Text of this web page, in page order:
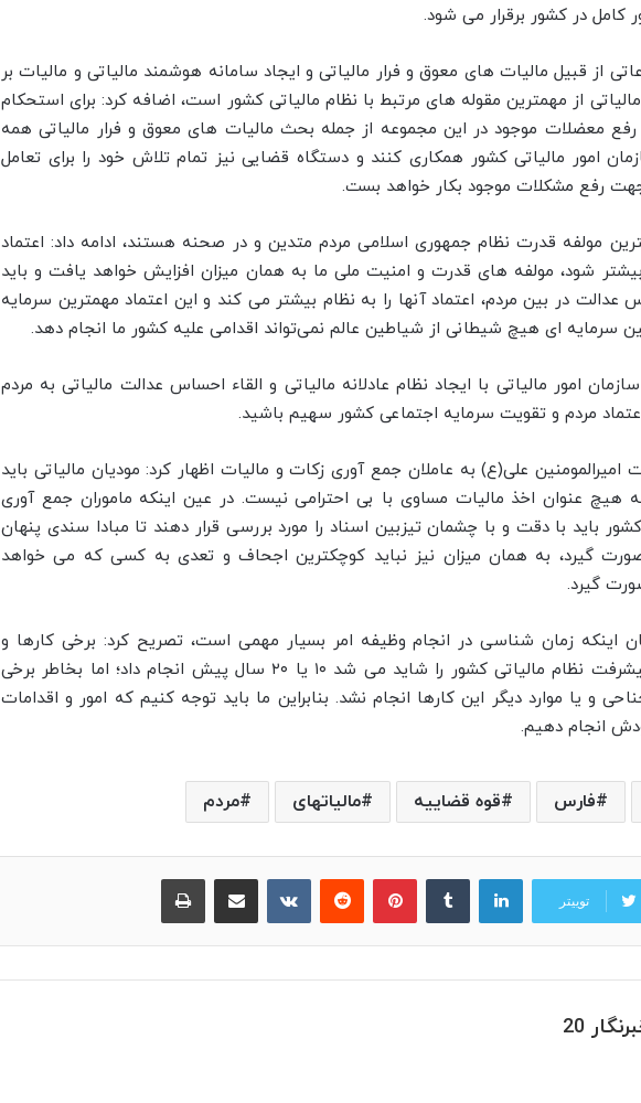
کامل در کشور برقرار می شود.
از قبیل مالیات های معوق و فرار مالیاتی و ایجاد سامانه هوشمند مالیاتی و مالیات بر
از مهمترین مقوله های مرتبط با نظام مالیاتی کشور است، اضافه کرد: برای استحکام
رفع معضلات موجود در این مجموعه از جمله بحث مالیات های معوق و فرار مالیاتی همه
امور مالیاتی کشور همکاری کنند و دستگاه قضایی نیز تمام تلاش خود را برای تعامل
جهت رفع مشکلات موجود بکار خواهد بست.
مولفه قدرت نظام جمهوری اسلامی مردم متدین و در صحنه هستند، ادامه داد: اعتماد
شود، مولفه های قدرت و امنیت ملی ما به همان میزان افزایش خواهد یافت و باید
در بین مردم، اعتماد آنها را به نظام بیشتر می کند و این اعتماد مهمترین سرمایه
سرمایه ای هیچ شیطانی از شیاطین عالم نمی‌تواند اقدامی علیه کشور ما انجام دهد.
امور مالیاتی با ایجاد نظام عادلانه مالیاتی و القاء احساس عدالت مالیاتی به مردم
مردم و تقویت سرمایه اجتماعی کشور سهیم باشید.
امیرالمومنین علی(ع) به عاملان جمع آوری زکات و مالیات اظهار کرد: مودیان مالیاتی باید
هیچ عنوان اخذ مالیات مساوی با بی احترامی نیست. در عین اینکه ماموران جمع آوری
باید با دقت و با چشمان تیزبین اسناد را مورد بررسی قرار دهند تا مبادا سندی پنهان
صورت گیرد، به همان میزان نیز نباید کوچکترین اجحاف و تعدی به کسی که می خواهد
گیرد.
اینکه زمان شناسی در انجام وظیفه امر بسیار مهمی است، تصریح کرد: برخی کارها و
اقدامات در رابطه با پیشرفت نظام مالیاتی کشور را شاید می شد ۱۰ یا ۲۰ سال پیش انجام داد؛ اما بخاطر برخی
و یا موارد دیگر این کارها انجام نشد. بنابراین ما باید توجه کنیم که امور و اقدامات
انجام دهیم.
فارس قوه قضاییه مالیاتهای مردم
توییتر
لینکدین پینترست ‫رددیت
20